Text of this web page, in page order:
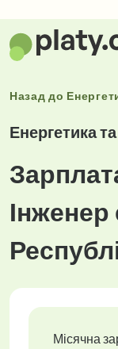
Назад до
Енергетика
Інженер
Місячна